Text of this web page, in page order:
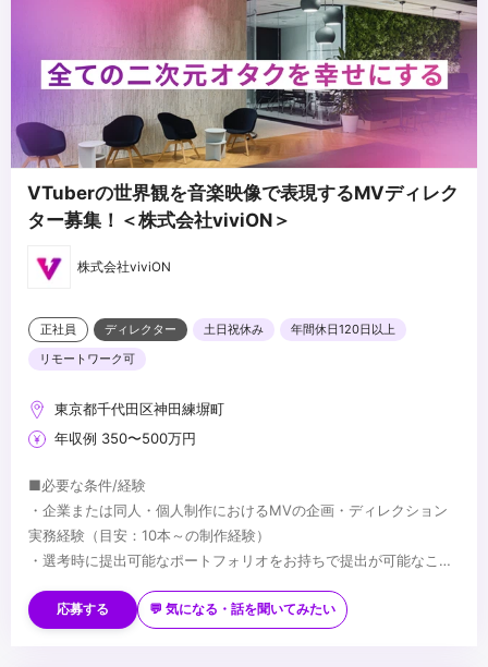
・周りのメンバーと協調・協業ができる方
VTuberの世界観を音楽映像で表現するMVディレク
ター募集！＜株式会社viviON＞
株式会社viviON
正社員 ディレクター 土日祝休み
年間休日120日以上
リモートワーク可
東京都千代田区神田練塀町
年収例 350〜500万円
■必要な条件/経験
・企業または同人・個人制作におけるMVの企画・ディレクション
実務経験（目安：10本～の制作経験）
・選考時に提出可能なポートフォリオをお持ちで提出が可能なこと
※選考結果やご実績に応じ、契約社員でのオファーとなる可能性が
あります（正社員登用制度あり）
・VTuber、ボカロ、歌ってみたなどインターネット音楽・二次元領
域に関する深い知見や興味関心
応募する 💬 気になる・話を聞いてみたい